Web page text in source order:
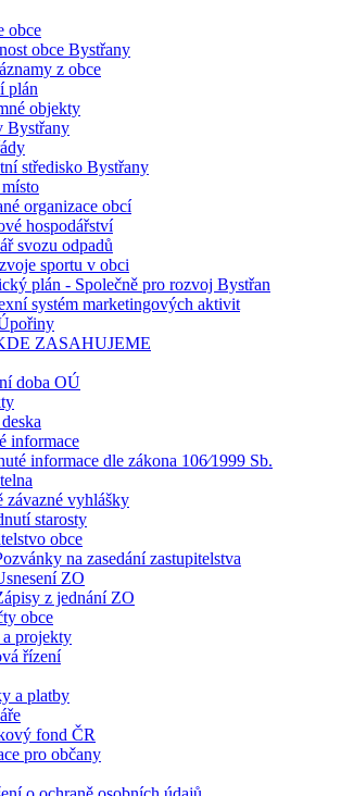
obce
obce Bystřany
z obce
plán
objekty
Bystřany
středisko Bystřany
organizace obcí
hospodářství
svozu odpadů
sportu v obci
plán - Společně pro rozvoj Bystřan
systém marketingových aktivit
ZASAHUJEME
doba OÚ
informace
informace dle zákona 106⁄1999 Sb.
závazné vyhlášky
starosty
obce
na zasedání zastupitelstva
ZO
z jednání ZO
obce
projekty
řízení
a platby
fond ČR
pro občany